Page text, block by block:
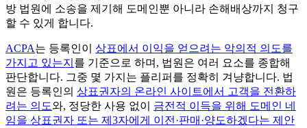
방 법원에 소송을 제기해 도메인뿐 아니라 손해배상까지 청구
할 수 있게 합니다.
ACPA는 등록인이 상표에서 이익을 얻으려는 악의적 의도를
가지고 있는지 를 기준으로 하며, 법원은 여러 요소를 종합해
판단합니다. 그중 몇 가지는 플리퍼를 정확히 겨냥합니다. 법
원은 등록인의 상표권자의 온라인 사이트에서 고객을 전환하
려는 의도와, 정당한 사용 없이 금전적 이득을 위해 도메인 네
임을 상표권자 또는 제3자에게 이전·판매·양도하겠다는 제안